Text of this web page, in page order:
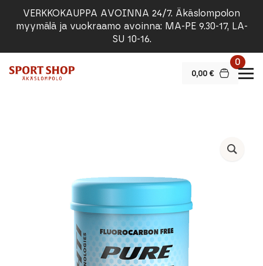
VERKKOKAUPPA AVOINNA 24/7. Äkäslompolon
myymälä ja vuokraamo avoinna: MA-PE 9.30-17, LA-
SU 10-16.
0,00 €
0